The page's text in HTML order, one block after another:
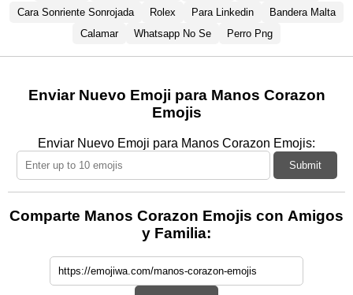
Cara Sonriente Sonrojada
Rolex Para Linkedin
Bandera Malta
Calamar
Whatsapp No Se Perro Png
Enviar Nuevo Emoji para Manos Corazon
Emojis
Enviar Nuevo Emoji para Manos Corazon Emojis:
Submit
Comparte Manos Corazon Emojis con Amigos
y Familia: